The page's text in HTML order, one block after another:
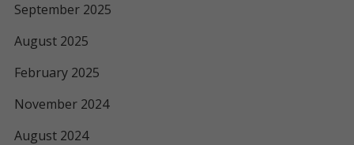
September 2025
August 2025
February 2025
November 2024
August 2024